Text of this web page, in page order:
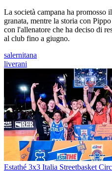
La società campana ha promosso
granata, mentre la storia con
con l'allenatore che ha deciso di
al club fino a giugno.
salernitana
liverani
Estathé 3x3 Italia Streetbasket